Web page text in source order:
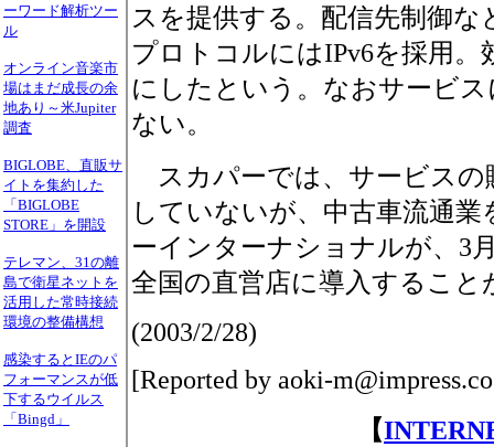
ーワード解析ツー
ル
オンライン音楽市
場はまだ成長の余
地あり～米Jupiter
調査
BIGLOBE、直販サ
イトを集約した
「BIGLOBE
STORE」を開設
テレマン、31の離
島で衛星ネットを
活用した常時接続
環境の整備構想
感染するとIEのパ
フォーマンスが低
下するウイルス
「Bingd」
スを提供する。配信先制御
プロトコルにはIPv6を採用。
にしたという。なおサービ
ない。
スカパーでは、サービスの
していないが、中古車流通
ーインターナショナルが、3
全国の直営店に導入するこ
(2003/2/28)
[Reported by aoki-
【